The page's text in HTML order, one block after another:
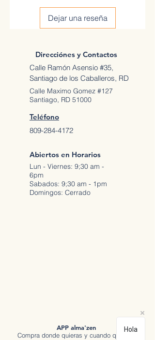
Dejar una reseña
Direcciónes y Contactos
Calle Ramón Asensio #35,
Santiago de los Caballeros, RD
Calle Maximo Gomez #127
Santiago, RD 51000
Teléfono
809-284-4172
Abiertos en Horarios
Lun - Viernes: 9;30 am -
6pm
Sabados: 9;30 am - 1pm
Domingos: Cerrado
APP alma'zen
Compra donde quieras y cuando quieras.
Hola